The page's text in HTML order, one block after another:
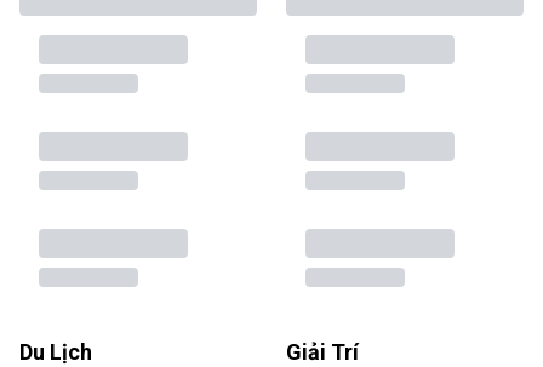
Du Lịch Giải Trí